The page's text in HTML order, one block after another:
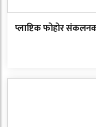
प्लाष्टिक फोहोर